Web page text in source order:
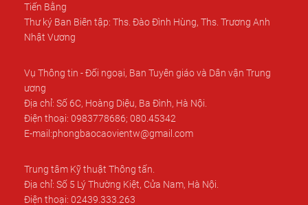
Tiến Bằng
Thư ký Ban Biên tập: Ths. Đào Đình Hùng, Ths. Trương Anh
Nhật Vương
Vụ Thông tin - Đối ngoại, Ban Tuyên giáo và Dân vận Trung
ương
Địa chỉ: Số 6C, Hoàng Diệu, Ba Đình, Hà Nội.
Điện thoại: 0983778686; 080.45342
E-mail:phongbaocaovientw@gmail.com
Trung tâm Kỹ thuật Thông tấn.
Địa chỉ: Số 5 Lý Thường Kiệt, Cửa Nam, Hà Nội.
Điện thoại: 02439.333.263